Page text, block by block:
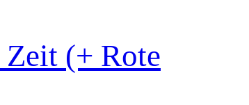
(+ Rote